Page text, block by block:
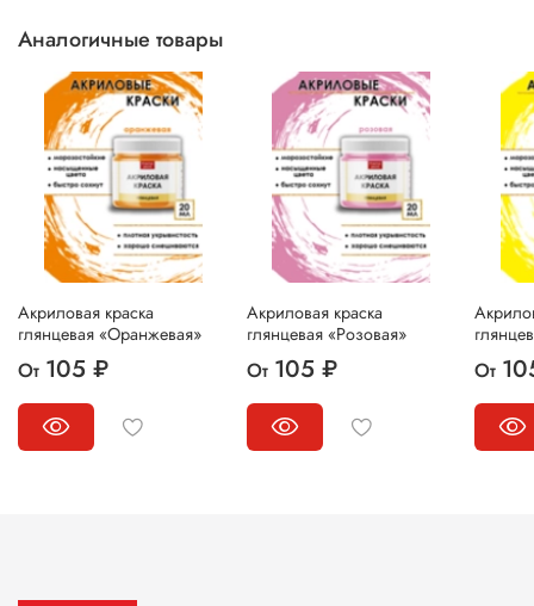
Аналогичные товары
Акриловая краска
глянцевая «Оранжевая»
От 105 ₽
Акриловая краска
глянцевая «Розовая»
От 105 ₽ От